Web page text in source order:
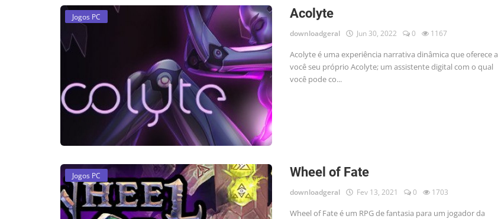
Jogos PC Acolyte
downloadgeral Jun 30, 2022 0 1167
Acolyte é uma experiência narrativa dinâmica que oferece a
você seu próprio Acolyte; um assistente digital com o qual
você pode co...
Jogos PC Wheel of Fate
downloadgeral Fev 13, 2021 0 1703
Wheel of Fate é um RPG de fantasia para um jogador da